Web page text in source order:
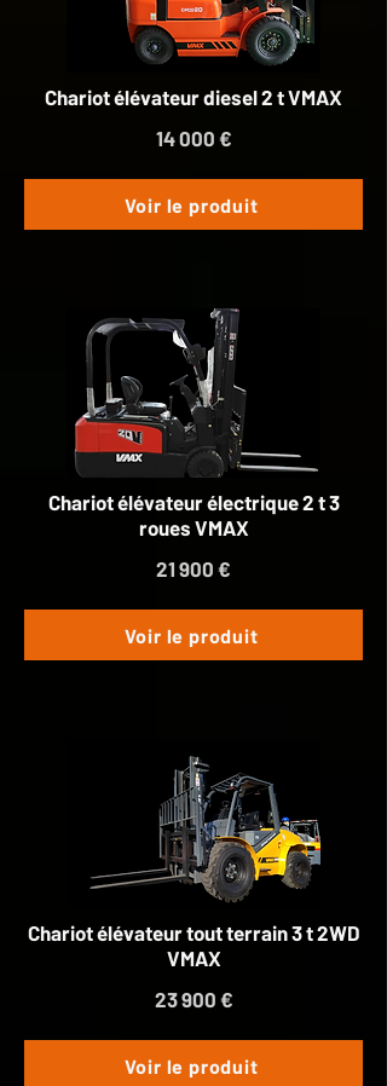
Chariot élévateur diesel 2 t VMAX
14 000 €
Voir le produit
Chariot élévateur électrique 2 t 3
roues VMAX
21 900 €
Voir le produit
Chariot élévateur tout terrain 3 t 2WD
VMAX
23 900 €
Voir le produit